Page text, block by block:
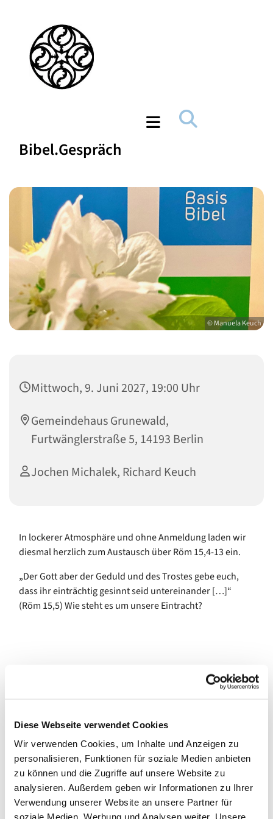
Diese Webseite verwendet Cookies
Wir verwenden Cookies, um Inhalte und Anzeigen zu
personalisieren, Funktionen für soziale Medien anbieten
zu können und die Zugriffe auf unsere Website zu
analysieren. Außerdem geben wir Informationen zu Ihrer
Verwendung unserer Website an unsere Partner für
soziale Medien, Werbung und Analysen weiter. Unsere
Bibel.Gespräch
© Manuela Keuch
Mittwoch, 9. Juni 2027, 19:00 Uhr
Gemeindehaus Grunewald,
Furtwänglerstraße 5, 14193 Berlin
Jochen Michalek, Richard Keuch
In lockerer Atmosphäre und ohne Anmeldung laden wir
diesmal herzlich zum Austausch über Röm 15,4-13 ein.
„Der Gott aber der Geduld und des Trostes gebe euch,
dass ihr einträchtig gesinnt seid untereinander […]“
(Röm 15,5) Wie steht es um unsere Eintracht?